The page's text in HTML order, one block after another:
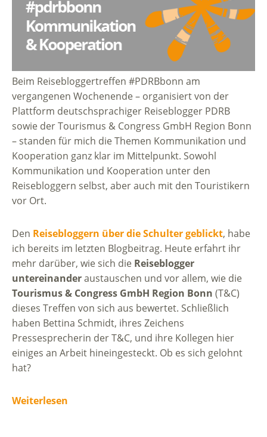
Beim Reisebloggertreffen #PDRBbonn am
vergangenen Wochenende – organisiert von der
Plattform deutschsprachiger Reiseblogger PDRB
sowie der Tourismus & Congress GmbH Region Bonn
– standen für mich die Themen Kommunikation und
Kooperation ganz klar im Mittelpunkt. Sowohl
Kommunikation und Kooperation unter den
Reisebloggern selbst, aber auch mit den Touristikern
vor Ort.
Den Reisebloggern über die Schulter geblickt, habe
ich bereits im letzten Blogbeitrag. Heute erfahrt ihr
mehr darüber, wie sich die Reiseblogger
untereinanderaustauschen und vor allem, wie die
Tourismus & Congress GmbH Region Bonn (T&C)
dieses Treffen von sich aus bewertet. Schließlich
haben Bettina Schmidt, ihres Zeichens
Pressesprecherin der T&C, und ihre Kollegen hier
einiges an Arbeit hineingesteckt. Ob es sich gelohnt
hat?
Weiterlesen